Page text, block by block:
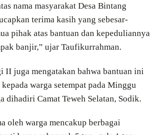
nama masyarakat Desa Bintang
terima kasih yang sebesar-
pihak atas bantuan dan kepeduliannya
banjir,” ujar Taufikurrahman.
II juga mengatakan bahwa bantuan ini
warga setempat pada Minggu
dihadiri Camat Teweh Selatan, Sodik.
oleh warga mencakup berbagai